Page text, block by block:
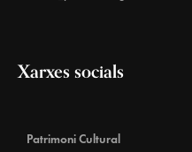
Xarxes socials
Patrimoni Cultural